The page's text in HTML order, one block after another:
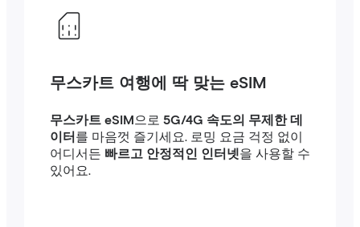
무스카트 여행에 딱 맞는 eSIM
무스카트 eSIM 으로 5G/4G 속도의 무제한 데
이터 를 마음껏 즐기세요. 로밍 요금 걱정 없이
어디서든 빠르고 안정적인 인터넷을 사용할 수
있어요.